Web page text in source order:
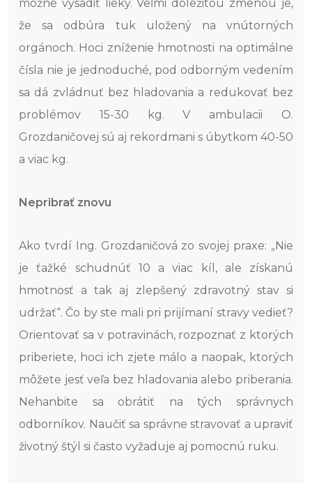
možné vysadiť lieky. Veľmi dôležitou zmenou je,
že sa odbúra tuk uložený na vnútorných
orgánoch. Hoci zníženie hmotnosti na optimálne
čísla nie je jednoduché, pod odborným vedením
sa dá zvládnuť bez hladovania a redukovať bez
problémov 15-30 kg. V ambulacii O.
Grozdaničovej sú aj rekordmani s úbytkom 40-50
a viac kg.
Nepribrať znovu
Ako tvrdí Ing. Grozdaničová zo svojej praxe: „Nie
je ťažké schudnúť 10 a viac kíl, ale získanú
hmotnosť a tak aj zlepšený zdravotný stav si
udržať“. Čo by ste mali pri prijímaní stravy vedieť?
Orientovať sa v potravinách, rozpoznať z ktorých
priberiete, hoci ich zjete málo a naopak, ktorých
môžete jesť veľa bez hladovania alebo priberania.
Nehanbite sa obrátiť na tých správnych
odborníkov. Naučiť sa správne stravovať a upraviť
životný štýl si často vyžaduje aj pomocnú ruku.